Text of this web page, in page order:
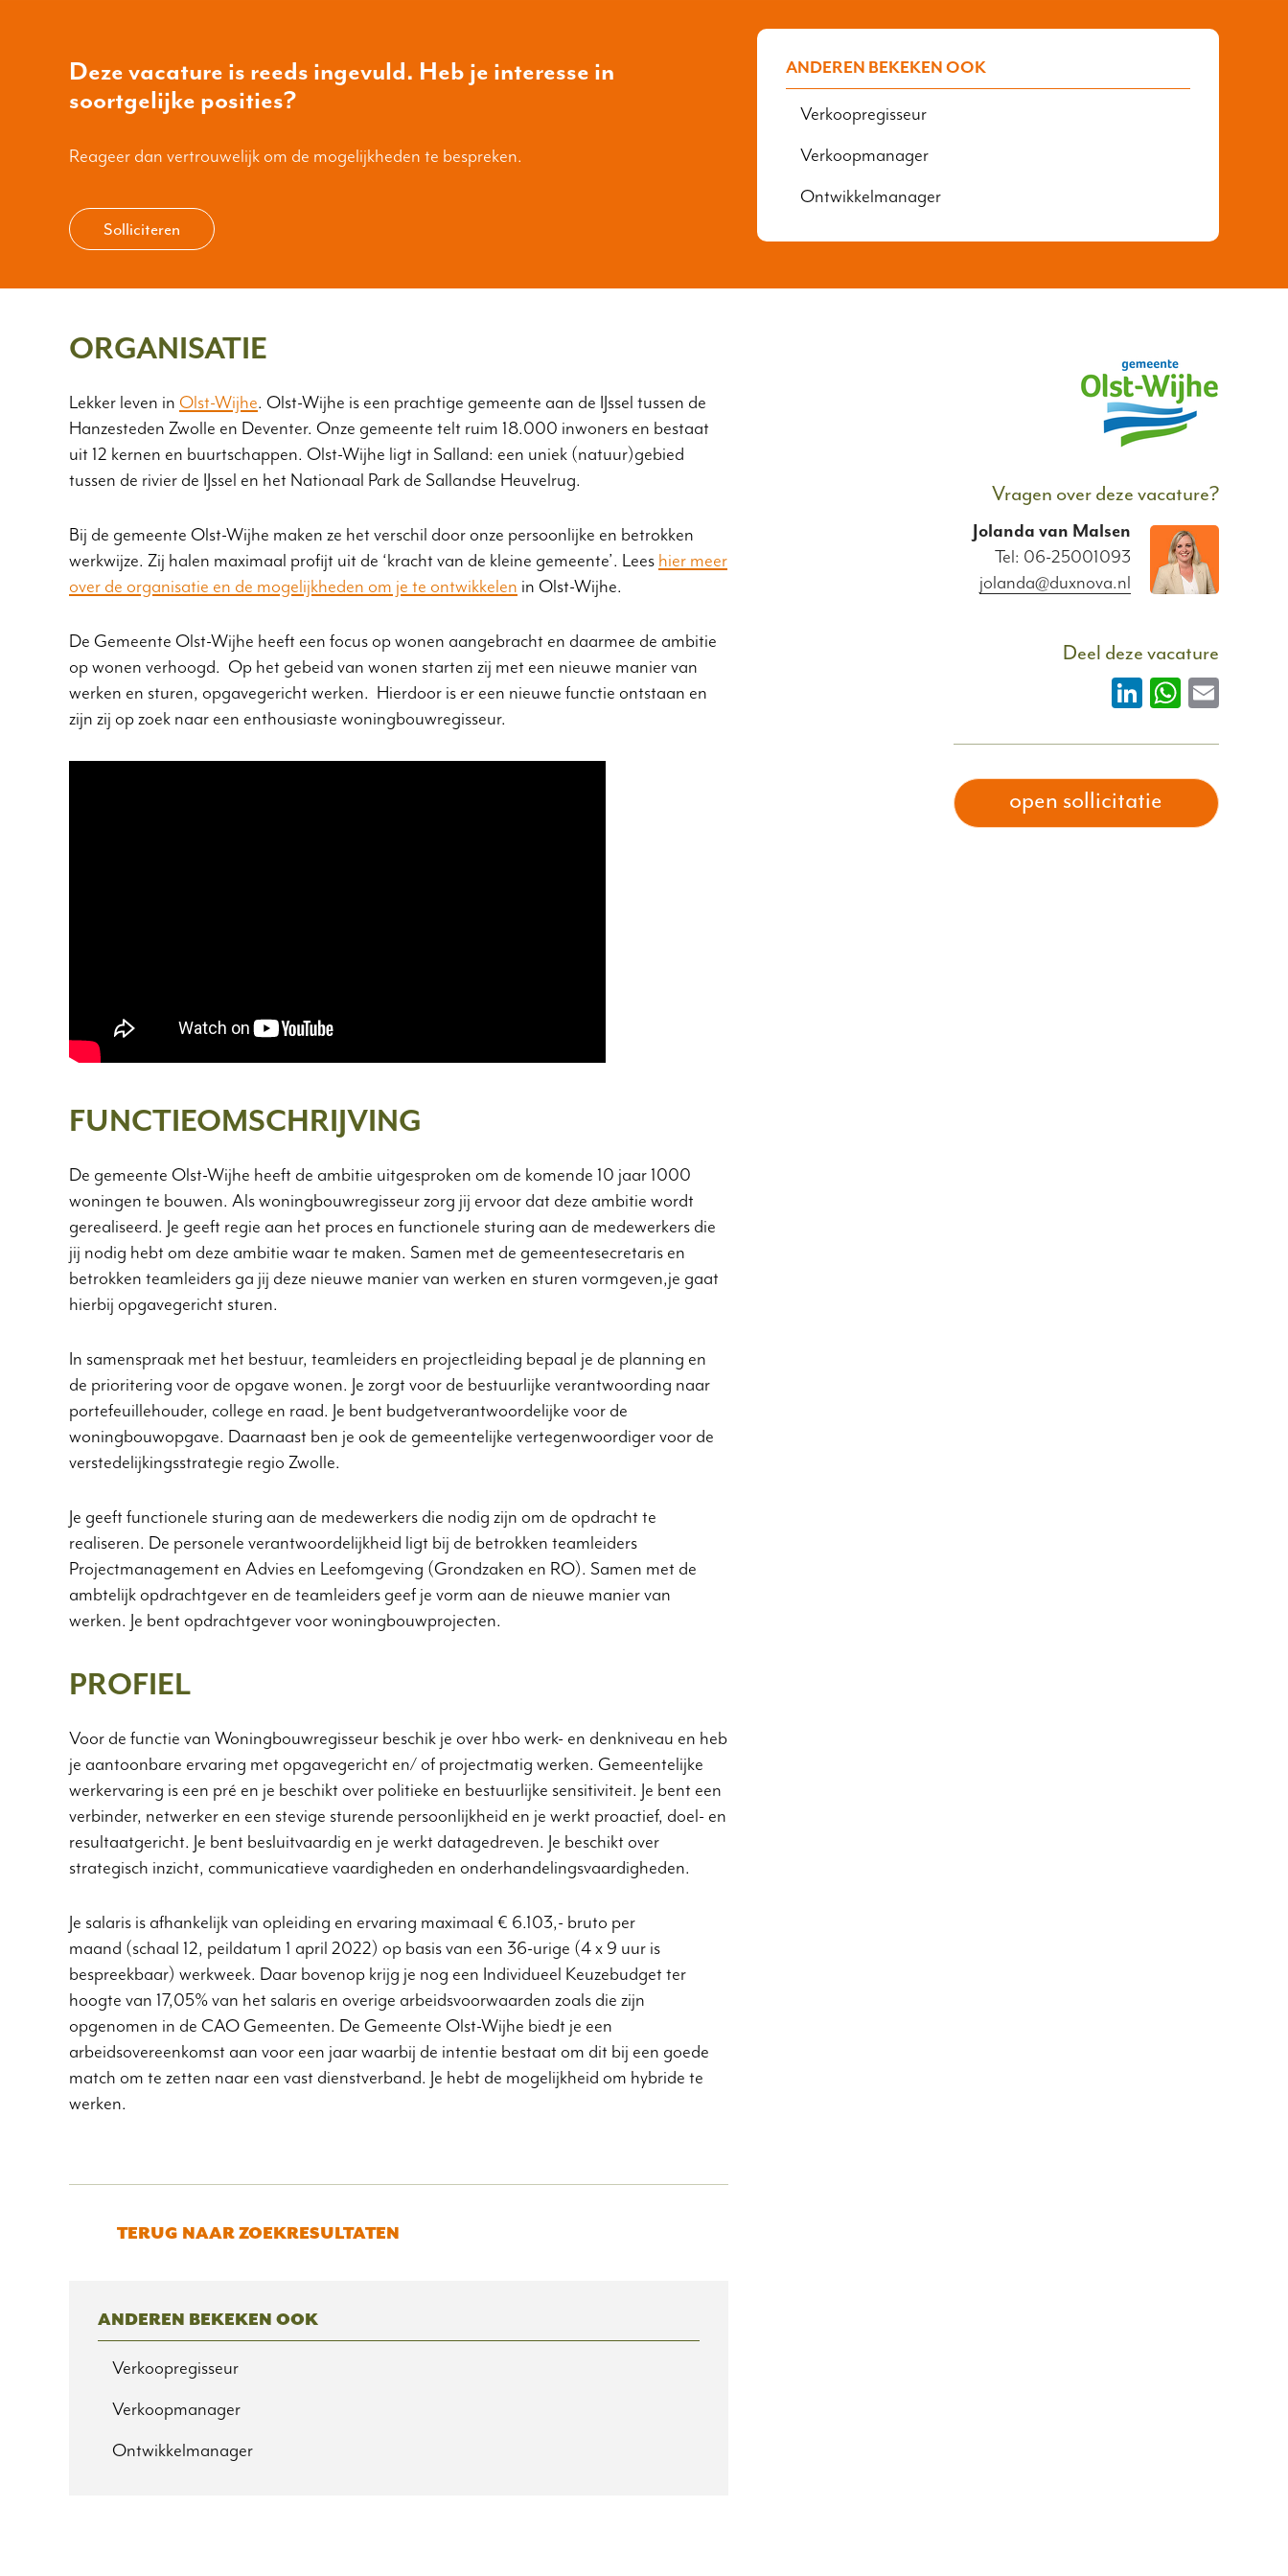
Deze vacature is reeds ingevuld. Heb je interesse in
soortgelijke posities?
Reageer dan vertrouwelijk om de mogelijkheden te bespreken.
Solliciteren
ANDEREN BEKEKEN OOK
Verkoopregisseur
Verkoopmanager
Ontwikkelmanager
ORGANISATIE
Lekker leven in Olst-Wijhe. Olst-Wijhe is een prachtige gemeente aan de IJssel tussen de
Hanzesteden Zwolle en Deventer. Onze gemeente telt ruim 18.000 inwoners en bestaat
uit 12 kernen en buurtschappen. Olst-Wijhe ligt in Salland: een uniek (natuur)gebied
tussen de rivier de IJssel en het Nationaal Park de Sallandse Heuvelrug.
Bij de gemeente Olst-Wijhe maken ze het verschil door onze persoonlijke en betrokken
werkwijze. Zij halen maximaal profijt uit de ‘kracht van de kleine gemeente’. Lees hier meer
over de organisatie en de mogelijkheden om je te ontwikkelen in Olst-Wijhe.
De Gemeente Olst-Wijhe heeft een focus op wonen aangebracht en daarmee de ambitie
op wonen verhoogd. Op het gebeid van wonen starten zij met een nieuwe manier van
werken en sturen, opgavegericht werken. Hierdoor is er een nieuwe functie ontstaan en
zijn zij op zoek naar een enthousiaste woningbouwregisseur.
FUNCTIEOMSCHRIJVING
De gemeente Olst-Wijhe heeft de ambitie uitgesproken om de komende 10 jaar 1000
woningen te bouwen. Als woningbouwregisseur zorg jij ervoor dat deze ambitie wordt
gerealiseerd. Je geeft regie aan het proces en functionele sturing aan de medewerkers die
jij nodig hebt om deze ambitie waar te maken. Samen met de gemeentesecretaris en
betrokken teamleiders ga jij deze nieuwe manier van werken en sturen vormgeven,je gaat
hierbij opgavegericht sturen.
In samenspraak met het bestuur, teamleiders en projectleiding bepaal je de planning en
de prioritering voor de opgave wonen. Je zorgt voor de bestuurlijke verantwoording naar
portefeuillehouder, college en raad. Je bent budgetverantwoordelijke voor de
woningbouwopgave. Daarnaast ben je ook de gemeentelijke vertegenwoordiger voor de
verstedelijkingsstrategie regio Zwolle.
Je geeft functionele sturing aan de medewerkers die nodig zijn om de opdracht te
realiseren. De personele verantwoordelijkheid ligt bij de betrokken teamleiders
Projectmanagement en Advies en Leefomgeving (Grondzaken en RO). Samen met de
ambtelijk opdrachtgever en de teamleiders geef je vorm aan de nieuwe manier van
werken. Je bent opdrachtgever voor woningbouwprojecten.
PROFIEL
Voor de functie van Woningbouwregisseur beschik je over hbo werk- en denkniveau en heb
je aantoonbare ervaring met opgavegericht en/ of projectmatig werken. Gemeentelijke
werkervaring is een pré en je beschikt over politieke en bestuurlijke sensitiviteit. Je bent een
verbinder, netwerker en een stevige sturende persoonlijkheid en je werkt proactief, doel- en
resultaatgericht. Je bent besluitvaardig en je werkt datagedreven. Je beschikt over
strategisch inzicht, communicatieve vaardigheden en onderhandelingsvaardigheden.
Je salaris is afhankelijk van opleiding en ervaring maximaal € 6.103,- bruto per
maand (schaal 12, peildatum 1 april 2022) op basis van een 36-urige (4 x 9 uur is
bespreekbaar) werkweek. Daar bovenop krijg je nog een Individueel Keuzebudget ter
hoogte van 17,05% van het salaris en overige arbeidsvoorwaarden zoals die zijn
opgenomen in de CAO Gemeenten. De Gemeente Olst-Wijhe biedt je een
arbeidsovereenkomst aan voor een jaar waarbij de intentie bestaat om dit bij een goede
match om te zetten naar een vast dienstverband. Je hebt de mogelijkheid om hybride te
werken.
TERUG NAAR ZOEKRESULTATEN
ANDEREN BEKEKEN OOK
Verkoopregisseur
Verkoopmanager
Ontwikkelmanager
Vragen over deze vacature?
Jolanda van Malsen
Tel: 06-25001093
jolanda@duxnova.nl
Deel deze vacature
LinkedIn
open sollicitatie